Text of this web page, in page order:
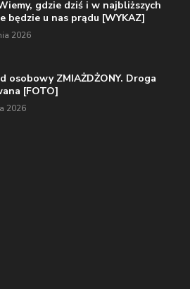
gdzie dziś i w najbliższych
będzie u nas prądu [WYKAZ]
2026
osobowy ZMIAŻDŻONY. Droga
[FOTO]
2026